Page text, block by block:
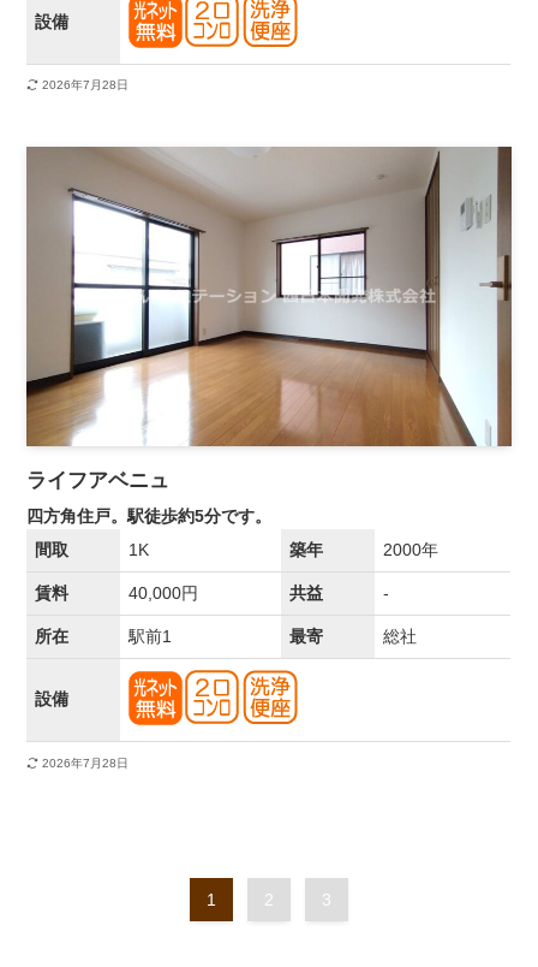
設備
2026年7月28日
ライフアベニュ
四方角住戸。駅徒歩約5分です。
間取
1K 築年 2000年
賃料 40,000円 共益 -
所在 駅前1 最寄 総社
設備
2026年7月28日
1 2 3